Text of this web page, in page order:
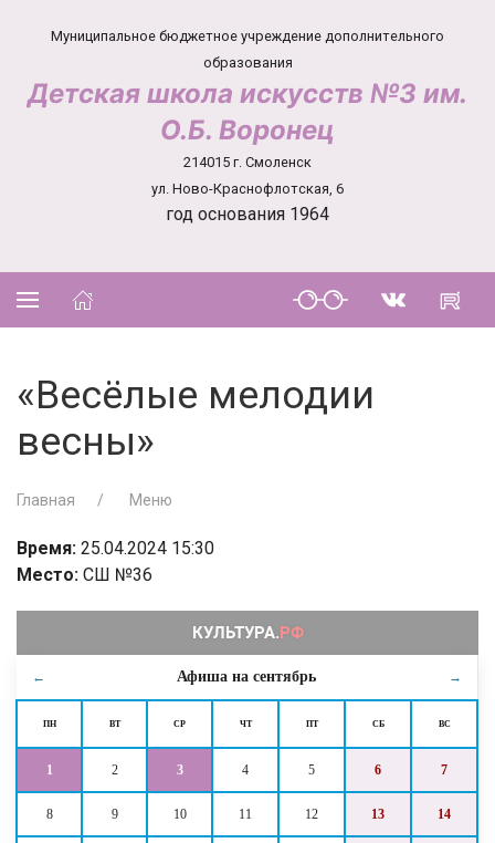
Муниципальное бюджетное учреждение дополнительного
образования
Детская школа искусств №3 им.
О.Б. Воронец
214015 г. Смоленск
ул. Ново-Краснофлотская, 6
год основания 1964
← Афиша на сентябрь →
ПН ВТ СР ЧТ ПТ СБ ВС
1 2 3 4 5 6 7
8 9 10 11 12 13 14
«Весёлые мелодии
весны»
Главная Меню
Время: 25.04.2024 15:30
Место: СШ №36